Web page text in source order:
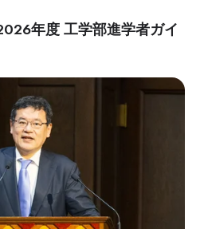
年度 工学部進学者ガイ